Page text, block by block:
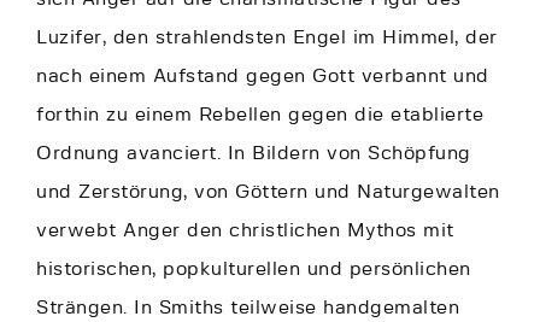
Luzifer, den strahlendsten Engel im Himmel, der
nach einem Aufstand gegen Gott verbannt und
forthin zu einem Rebellen gegen die etablierte
Ordnung avanciert. In Bildern von Schöpfung
und Zerstörung, von Göttern und Naturgewalten
verwebt Anger den christlichen Mythos mit
historischen, popkulturellen und persönlichen
Strängen. In Smiths teilweise handgemalten